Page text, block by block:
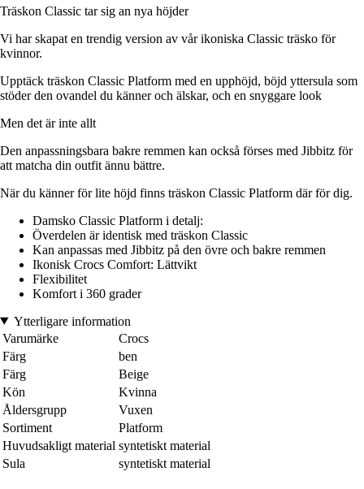
Träskon Classic tar sig an nya höjder
Vi har skapat en trendig version av vår ikoniska Classic träsko för
kvinnor.
Upptäck träskon Classic Platform med en upphöjd, böjd yttersula som
stöder den ovandel du känner och älskar, och en snyggare look
Men det är inte allt
Den anpassningsbara bakre remmen kan också förses med Jibbitz för
att matcha din outfit ännu bättre.
När du känner för lite höjd finns träskon Classic Platform där för dig.
Damsko Classic Platform i detalj:
Överdelen är identisk med träskon Classic
Kan anpassas med Jibbitz på den övre och bakre remmen
Ikonisk Crocs Comfort: Lättvikt
Flexibilitet
Komfort i 360 grader
Ytterligare information
Varumärke
Crocs
Färg
ben
Färg
Beige
Kön
Kvinna
Åldersgrupp
Vuxen
Sortiment
Platform
Huvudsakligt material syntetiskt material
Sula
syntetiskt material